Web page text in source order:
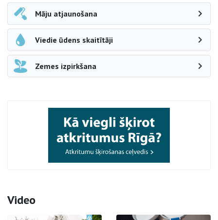
Māju atjaunošana
Viedie ūdens skaitītāji
Zemes izpirkšana
Video